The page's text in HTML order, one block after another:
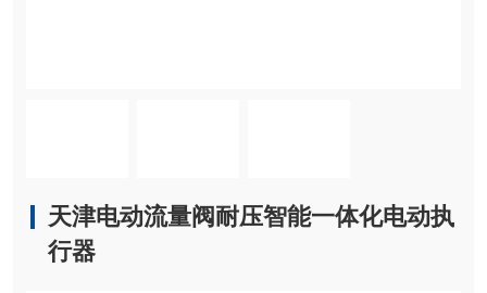
天津电动流量阀耐压智能一体化电动执
行器